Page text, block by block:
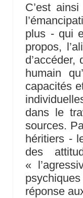
C’est
plus - qui
propos,
humain
capacités
dans le
sources.
héritiers -
des
«
réponse